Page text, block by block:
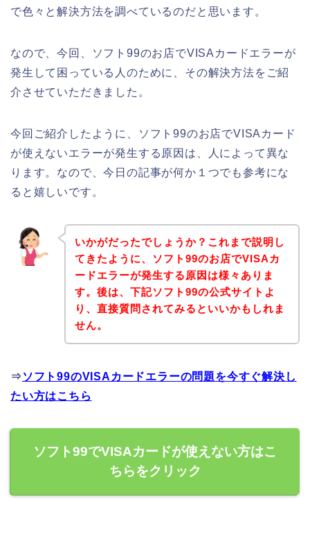
で色々と解決方法を調べているのだと思います。
なので、今回、ソフト99のお店でVISAカードエラーが
発生して困っている人のために、その解決方法をご紹
介させていただきました。
今回ご紹介したように、ソフト99のお店でVISAカード
が使えないエラーが発生する原因は、人によって異な
ります。なので、今日の記事が何か１つでも参考にな
ると嬉しいです。
いかがだったでしょうか？これまで説明し
てきたように、ソフト99のお店でVISAカ
ードエラーが発生する原因は様々ありま
す。後は、下記ソフト99の公式サイトよ
り、直接質問されてみるといいかもしれま
せん。
⇒ ソフト99のVISAカードエラーの問題を今すぐ解決し
たい方はこちら
ソフト99でVISAカードが使えない方はこ
ちらをクリック